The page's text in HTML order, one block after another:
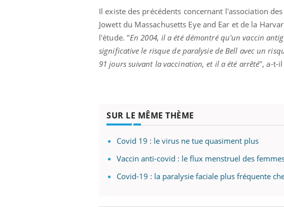
Il existe des précédents concernant l'association
Jowett du Massachusetts Eye and Ear et de la
l'étude. "En 2004, il a été démontré qu'un vaccin
significative le risque de paralysie de Bell avec un
91 jours suivant la vaccination, et il a été arrêté", a-t-
SUR LE MÊME THÈME
Covid 19 : le virus ne tue quasiment plus
Vaccin anti-covid : le flux menstruel des
Covid-19 : la paralysie faciale plus fréquente
Eczéma Chronique des Mains : se
préparer pour l’été !Youtube
L'été arrive… et avec lui, un tout nouveau
Youtube
Diabète &
Le Ramadan
nombreuses